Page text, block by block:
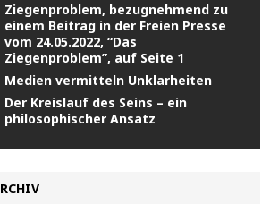
Ziegenproblem, bezugnehmend zu
einem Beitrag in der Freien Presse
vom 24.05.2022, “Das
Ziegenproblem”, auf Seite 1
Medien vermitteln Unklarheiten
Der Kreislauf des Seins – ein
philosophischer Ansatz